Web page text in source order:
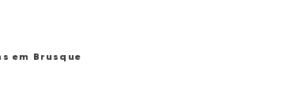
em Brusque